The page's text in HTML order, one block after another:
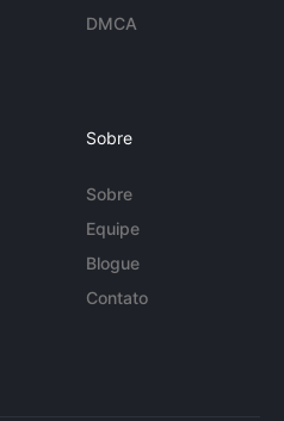
DMCA
Sobre
Sobre
Equipe
Blogue
Contato